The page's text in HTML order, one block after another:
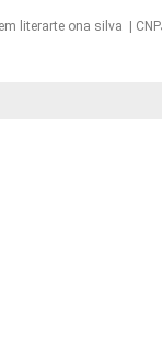
literarte ona silva |